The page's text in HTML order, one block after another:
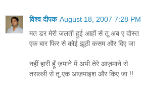
विश्व दीपक August 18, 2007 7:28 PM
मत डर मेरी जलती हुई आहों से तू अब ए दोस्त
एक बार फिर से कोई झूठी कसम और दिए जा
नहीं हारी हूँ ज़माने में अभी तेरे आज़माने से
तसल्ली से तू एक आज़माइश और किए जा !!